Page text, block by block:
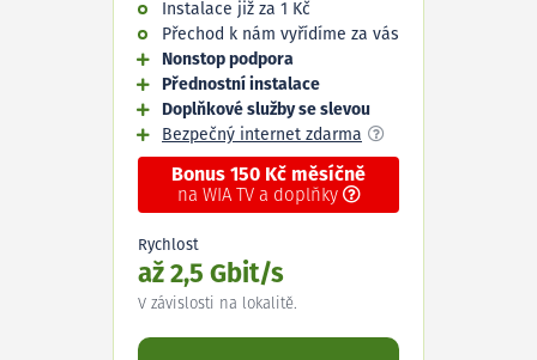
Instalace již za 1 Kč
Přechod k nám vyřídíme za vás
Nonstop podpora
Přednostní instalace
Doplňkové služby se slevou
Bezpečný internet zdarma
Bonus 150 Kč měsíčně
na WIA TV a doplňky
Rychlost
až 2,5 Gbit/s
V závislosti na lokalitě.